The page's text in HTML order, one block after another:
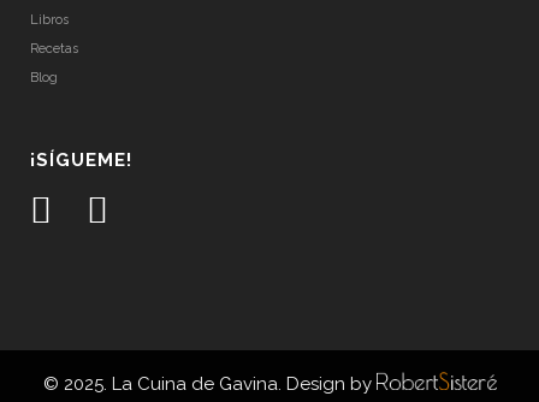
Libros
Recetas
Blog
¡SÍGUEME!
© 2025. La Cuina de Gavina. Design by